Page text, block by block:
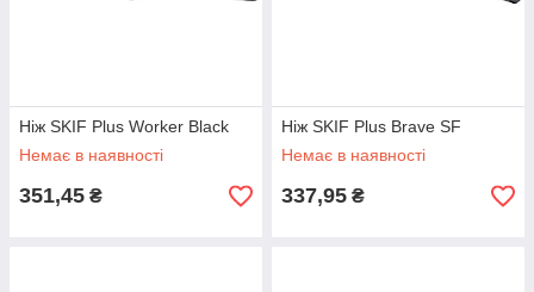
Ніж SKIF Plus Worker Black
Немає в наявності
351,45 ₴
Ніж SKIF Plus Brave SF
Немає в наявності
337,95 ₴